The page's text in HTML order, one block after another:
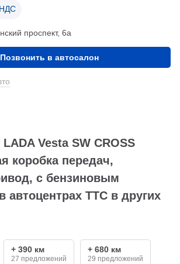
проспект, 6а
Позвонить в автосалон
Vesta SW CROSS
коробка передач,
с бензиновым
автоцентрах ТТС в других
+ 390 км
27 предложений
+ 680 км
29 предложений